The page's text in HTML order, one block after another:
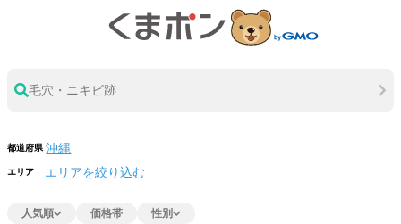
毛穴・ニキビ跡
都道府県
エリア エリアを絞り込む
人気順 価格帯 性別